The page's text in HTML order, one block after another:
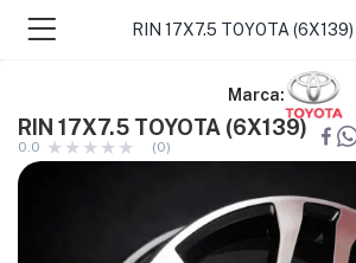
RIN 17X7.5 TOYOTA (6X139)
Marca:
RIN 17X7.5 TOYOTA (6X139)
0.0 (0)